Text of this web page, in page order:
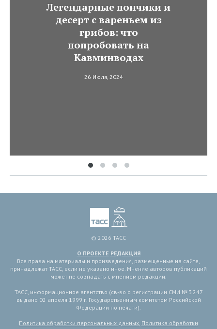
Легендарные пончики и
десерт с вареньем из
грибов: что
попробовать на
Кавминводах
26 Июля, 2024
© 2026 ТАСС
О ПРОЕКТЕ РЕДАКЦИЯ
Все права на материалы и произведения, размещенные на сайте,
принадлежат ТАСС, если не указано иное. Мнение авторов публикаций
может не совпадать с мнением редакции.
ТАСС, информационное агентство (св-во о регистрации СМИ № 3 247
выдано 02 апреля 1999 г. Государственным комитетом Российской
Федерации по печати).
Политика обработки персональных данных, Политика обработки